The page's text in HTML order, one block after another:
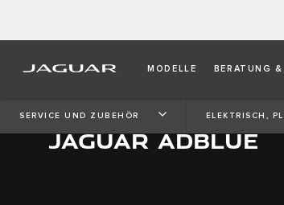
MODELLE BERATUNG
SERVICE UND ZUBEHÖR ELEKTRISCH,
JAGUAR ADBLUE